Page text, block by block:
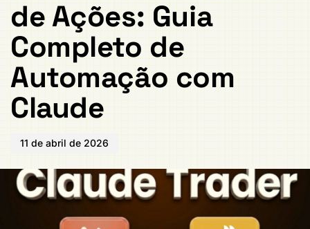
de Ações: Guia
Completo de
Automação com
Claude
11 de abril de 2026